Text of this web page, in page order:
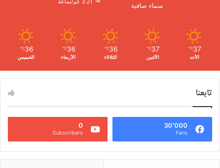
سماء صافية
3.21 كم/ساعة
37
℃
الأحد
37
℃
الأثنين
36
℃
الثلاثاء
36
℃
الأربعاء
36
℃
الخميس
تابعنا
30٬000
Fans
0
Subscribers